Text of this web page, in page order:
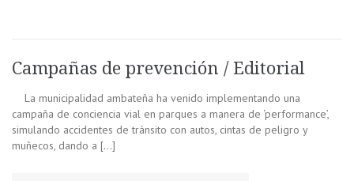
Campañas de prevención / Editorial
La municipalidad ambateña ha venido implementando una
campaña de conciencia vial en parques a manera de ‘performance’,
simulando accidentes de tránsito con autos, cintas de peligro y
muñecos, dando a […]